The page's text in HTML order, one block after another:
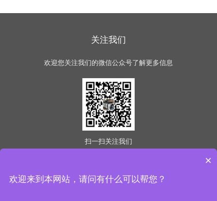
关注我们
欢迎您关注我们的微信公众号了解更多信息
扫一扫关注我们
版权所有 © 2026 意冷星（天津）制冷科技有限公司
×
欢迎来到本网站，请问有什么可以帮您？